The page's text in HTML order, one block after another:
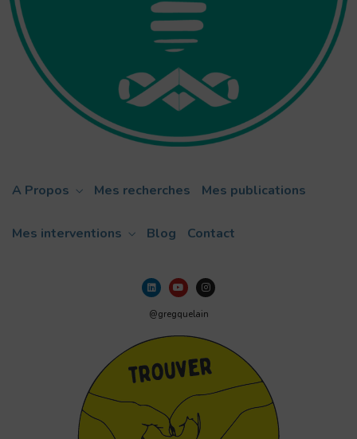
A Propos Mes recherches Mes publications
Mes interventions Blog Contact
@gregquelain